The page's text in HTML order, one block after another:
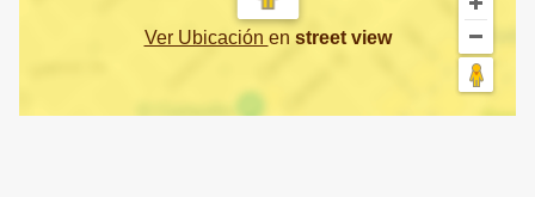
Ver Ubicación en street view